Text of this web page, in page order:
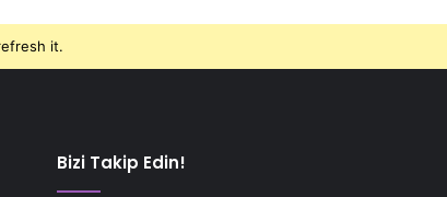
it.
Bizi Takip Edin!